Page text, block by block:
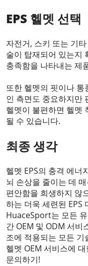
EPS 헬멧 선택
자전거, 스키 또는 기
술이 탑재되어 있는지
충족함을 나타내는 제
또한 헬멧의 핏이나
인 측면도 중요하지만
헬멧이 불편하면 헬멧
될 수 있습니다.
최종 생각
헬멧 EPS의 충격 에너
뇌 손상을 줄이는 데
편안함을 희생하지 않
하는 더욱 세련된 EPS
HuaceSport는 모든
간 OEM 및 ODM 서비
조에 적용되는 모든
헬멧 OEM 서비스에
문의하기!